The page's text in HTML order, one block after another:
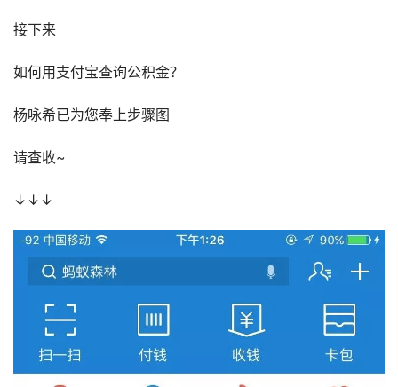
接下来
如何用支付宝查询公积金？
杨咏希已为您奉上步骤图
请查收~
↓↓↓